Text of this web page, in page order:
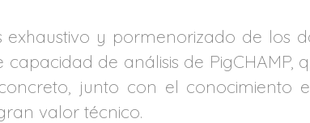
exhaustivo y pormenorizado de los
de análisis de PigCHAMP,
junto con el conocimiento
valor técnico.